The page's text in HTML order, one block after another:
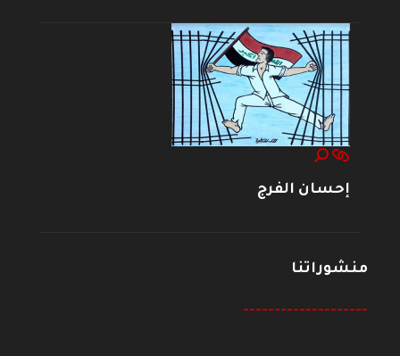
إحسان الفرج
منشوراتنا
--------------------